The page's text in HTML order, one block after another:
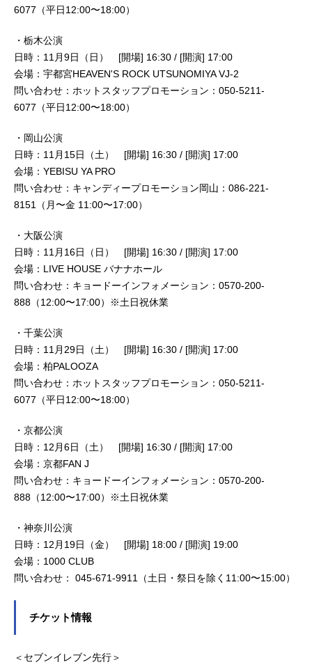
6077（平日12:00〜18:00）
・栃木公演
日時：11月9日（日） [開場] 16:30 / [開演] 17:00
会場：宇都宮HEAVEN'S ROCK UTSUNOMIYA VJ-2
問い合わせ：ホットスタッフプロモーション：050-5211-
6077（平日12:00〜18:00）
・岡山公演
日時：11月15日（土） [開場] 16:30 / [開演] 17:00
会場：YEBISU YA PRO
問い合わせ：キャンディープロモーション岡山：086-221-
8151（月〜金 11:00〜17:00）
・大阪公演
日時：11月16日（日） [開場] 16:30 / [開演] 17:00
会場：LIVE HOUSE バナナホール
問い合わせ：キョードーインフォメーション：0570-200-
888（12:00〜17:00）※土日祝休業
・千葉公演
日時：11月29日（土） [開場] 16:30 / [開演] 17:00
会場：柏PALOOZA
問い合わせ：ホットスタッフプロモーション：050-5211-
6077（平日12:00〜18:00）
・京都公演
日時：12月6日（土） [開場] 16:30 / [開演] 17:00
会場：京都FAN J
問い合わせ：キョードーインフォメーション：0570-200-
888（12:00〜17:00）※土日祝休業
・神奈川公演
日時：12月19日（金） [開場] 18:00 / [開演] 19:00
会場：1000 CLUB
問い合わせ： 045-671-9911（土日・祭日を除く11:00〜15:00）
チケット情報
＜セブンイレブン先行＞